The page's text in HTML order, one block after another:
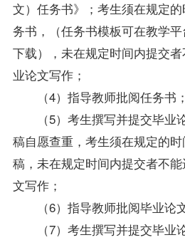
文）任务书》；考生须在规定
务书，（任务书模板可在教学平
下载），未在规定时间内提交
业论文写作；
（4）指导教师批阅任务书；
（5）考生撰写并提交毕
稿自愿查重，考生须在规定的
稿，未在规定时间内提交者不
文写作；
（6）指导教师批阅毕业论
（7）考生撰写并提交毕